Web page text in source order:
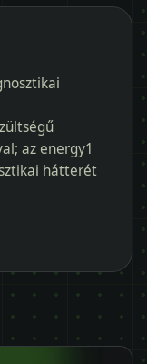
az energy1
hátterét